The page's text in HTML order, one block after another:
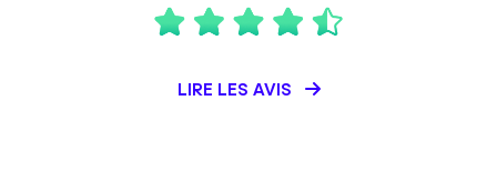
LIRE LES AVIS